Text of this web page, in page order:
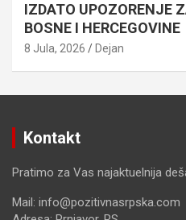
IZDATO UPOZORENJE
BOSNE I HERCEGOVINE
8 Jula, 2026 Dejan
Kontakt
Pratimo za Vas najaktuelnija
Mail: info@pozitivnasrpska.com